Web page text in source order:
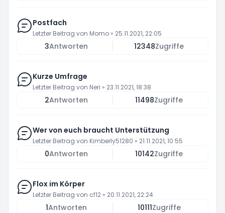
Postfach
Letzter Beitrag von Momo » 25.11.2021, 22:05
3Antworten 12348Zugriffe
Kurze Umfrage
Letzter Beitrag von Neri » 23.11.2021, 18:38
2Antworten 11498Zugriffe
Wer von euch braucht Unterstützung
Letzter Beitrag von Kimberly51280 » 21.11.2021, 10:55
0Antworten 10142Zugriffe
Flox im Körper
Letzter Beitrag von cf12 » 20.11.2021, 22:24
1Antworten 10111Zugriffe